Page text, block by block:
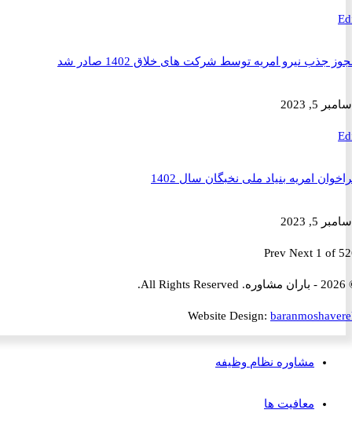
نیرو امریه توسط شرکت های خلاق 1402 صادر شد
امریه بنیاد ملی نخبگان سال 1402
PrevNext 1
Website Design:
مشاوره نظام وظیفه
معافیت ها